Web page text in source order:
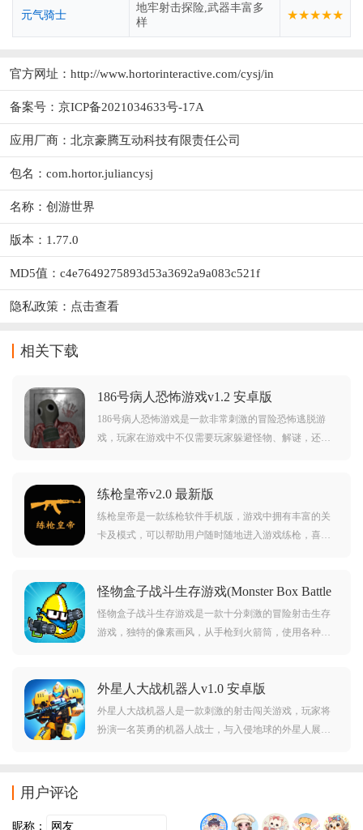
元气骑士
地牢射击探险,武器丰富多
样
★★★★★
官方网址： http://www.hortorinteractive.com/cysj/in
备案号：京ICP备2021034633号-17A
应用厂商： 北京豪腾互动科技有限责任公司
包名：com.hortor.juliancysj
名称：创游世界
版本：1.77.0
MD5值：c4e7649275893d53a3692a9a083c521f
隐私政策： 点击查看
相关下载
186号病人恐怖游戏v1.2 安卓版
186号病人恐怖游戏是一款非常刺激的冒险恐怖逃脱游
戏，玩家在游戏中不仅需要玩家躲避怪物、解谜，还需
练枪皇帝v2.0 最新版
练枪皇帝是一款练枪软件手机版，游戏中拥有丰富的关
卡及模式，可以帮助用户随时随地进入游戏练枪，喜欢
怪物盒子战斗生存游戏(Monster Box Battle
Survival)v1.13 安卓版
怪物盒子战斗生存游戏是一款十分刺激的冒险射击生存
游戏，独特的像素画风，从手枪到火箭筒，使用各种武
外星人大战机器人v1.0 安卓版
外星人大战机器人是一款刺激的射击闯关游戏，玩家将
扮演一名英勇的机器人战士，与入侵地球的外星人展开
用户评论
昵称：